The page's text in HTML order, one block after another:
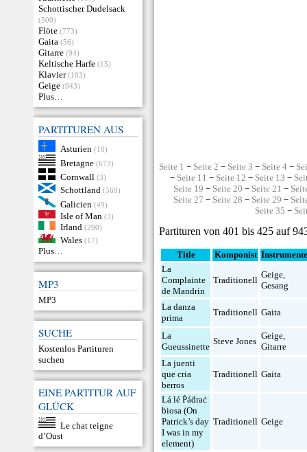
Schottischer Dudelsack
(500)
Flöte (773)
Gaita (56)
Gitarre (94)
Keltische Harfe (15)
Klavier (103)
Geige (943)
Plus…
PARTITUREN AUS
Asturien (10)
Bretagne (673)
Cornwall (3)
Schottland (569)
Galicien (49)
Isle of Man (3)
Irland (290)
Wales (17)
Plus…
MP3
MP3
SUCHE
Kostenlos Partituren
suchen
EINE PARTITUR AUF
GLÜCK
Le chat teigne
d’Oust
Seite 1 − Seite 2 − Seite 3 − Seite 4 −
− Seite 11 − Seite 12 − Seite 13 −
Seite 19 − Seite 20 − Seite 21 −
Seite 27 − Seite 28 − Seite 29 −
Seite 35 −
Partituren von 401 bis 425 auf
Title Komponist
La
Complainte
de Mandrin
Traditionell
Geige,
Gesang
La danza
prima
Traditionell Gaita
La
Gueussinette
Steve Jones
Geige,
Gitarre
La juenti
que cria
berros
Traditionell Gaita
Lá lé Ṗáḋraċ
ḃiosa (On
Patrick’s day
I was in my
element)
Traditionell Geige